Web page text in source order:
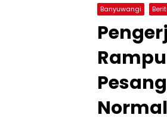
Banyuwangi
Normal